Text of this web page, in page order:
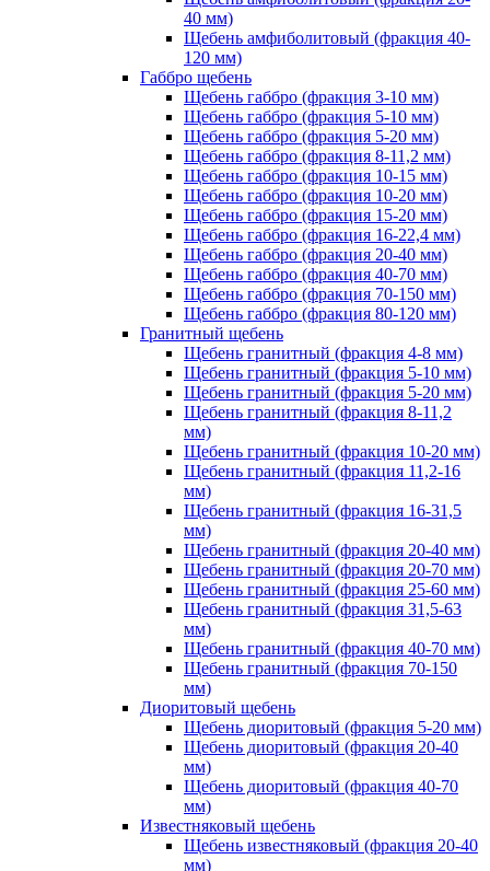
40 мм)
Щебень амфиболитовый (фракция 40-
120 мм)
Габбро щебень
Щебень габбро (фракция 3-10 мм)
Щебень габбро (фракция 5-10 мм)
Щебень габбро (фракция 5-20 мм)
Щебень габбро (фракция 8-11,2 мм)
Щебень габбро (фракция 10-15 мм)
Щебень габбро (фракция 10-20 мм)
Щебень габбро (фракция 15-20 мм)
Щебень габбро (фракция 16-22,4 мм)
Щебень габбро (фракция 20-40 мм)
Щебень габбро (фракция 40-70 мм)
Щебень габбро (фракция 70-150 мм)
Щебень габбро (фракция 80-120 мм)
Гранитный щебень
Щебень гранитный (фракция 4-8 мм)
Щебень гранитный (фракция 5-10 мм)
Щебень гранитный (фракция 5-20 мм)
Щебень гранитный (фракция 8-11,2
мм)
Щебень гранитный (фракция 10-20 мм)
Щебень гранитный (фракция 11,2-16
мм)
Щебень гранитный (фракция 16-31,5
мм)
Щебень гранитный (фракция 20-40 мм)
Щебень гранитный (фракция 20-70 мм)
Щебень гранитный (фракция 25-60 мм)
Щебень гранитный (фракция 31,5-63
мм)
Щебень гранитный (фракция 40-70 мм)
Щебень гранитный (фракция 70-150
мм)
Диоритовый щебень
Щебень диоритовый (фракция 5-20 мм)
Щебень диоритовый (фракция 20-40
мм)
Щебень диоритовый (фракция 40-70
мм)
Известняковый щебень
Щебень известняковый (фракция 20-40
мм)